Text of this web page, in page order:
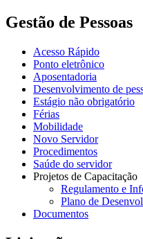
Gestão de Pessoas
Acesso Rápido
Ponto eletrônico
Aposentadoria
Desenvolvimento de
Estágio não obrigatório
Férias
Mobilidade
Novo Servidor
Procedimentos
Saúde do servidor
Projetos de Capacitação
Regulamento e
Plano de
Documentos